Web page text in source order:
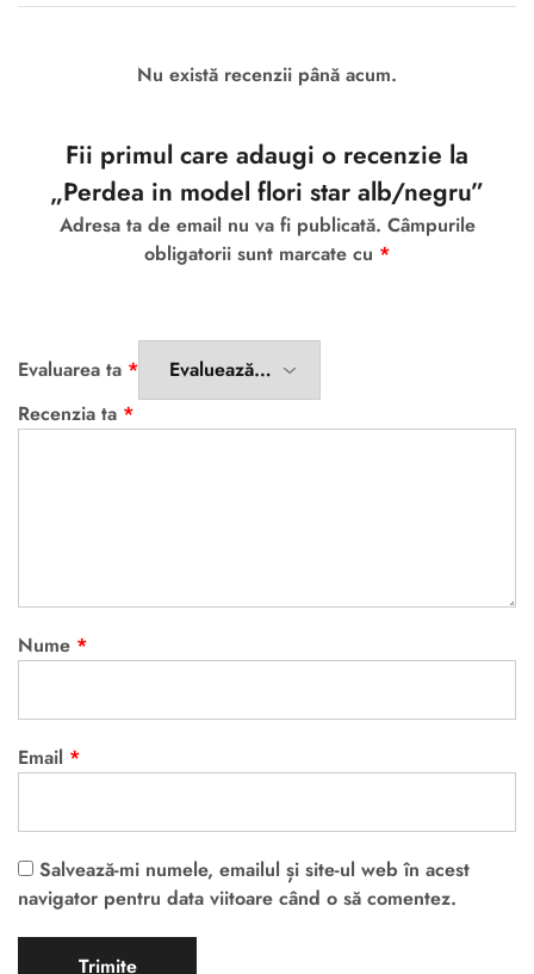
Nu există recenzii până acum.
Fii primul care adaugi o recenzie la
„Perdea in model flori star alb/negru”
Adresa ta de email nu va fi publicată. Câmpurile
obligatorii sunt marcate cu *
Evaluarea ta *
Recenzia ta *
Nume *
Email *
Salvează-mi numele, emailul și site-ul web în acest
navigator pentru data viitoare când o să comentez.